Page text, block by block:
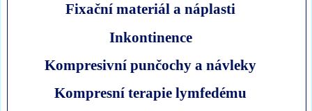
Fixační materiál a náplasti
Inkontinence
Kompresivní punčochy a návleky
Kompresní terapie lymfedému